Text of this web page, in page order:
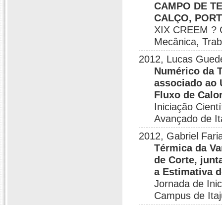
CAMPO DE
CALÇO,
XIX CREEM ?
Mecânica,
2012, Lucas
Numérico da
associado ao
Fluxo de
Iniciação
Avançado de
2012, Gabriel
Térmica da
de Corte,
a Estimativa
Jornada de
Campus de